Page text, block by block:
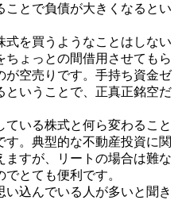
とで負債が大きくなるとい
式を買うようなことはしない
ょっとの間借用させてもら
が空売りです。手持ち資金ゼ
ということで、正真正銘空だ
ている株式と何ら変わること
。典型的な不動産投資に関
ますが、リートの場合は難な
とても便利です。
込んでいる人が多いと聞き